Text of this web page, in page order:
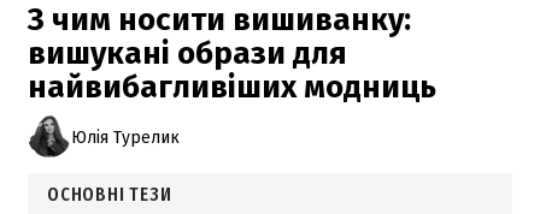
З чим носити вишиванку:
вишукані образи для
найвибагливіших модниць
Юлія Турелик
ОСНОВНІ ТЕЗИ